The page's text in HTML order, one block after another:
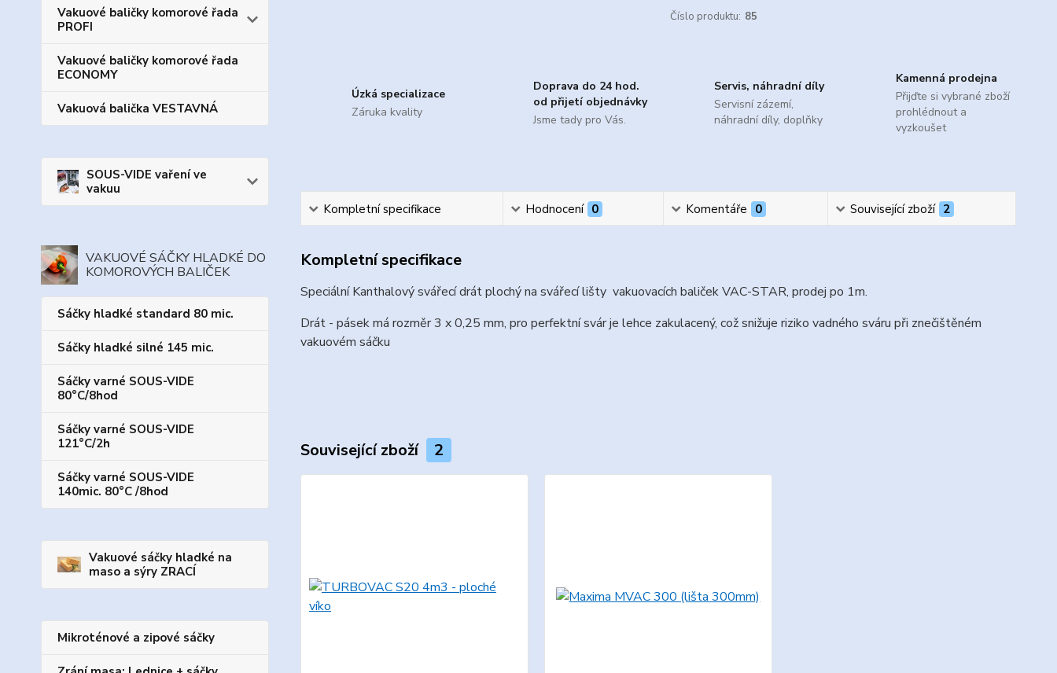
Vakuové baličky komorové řada
PROFI
Vakuové baličky komorové řada
ECONOMY
Vakuová balička VESTAVNÁ
SOUS-VIDE vaření ve
vakuu
VAKUOVÉ SÁČKY HLADKÉ DO
KOMOROVÝCH BALIČEK
Sáčky hladké standard 80 mic.
Sáčky hladké silné 145 mic.
Sáčky varné SOUS-VIDE
80°C/8hod
Sáčky varné SOUS-VIDE
121°C/2h
Sáčky varné SOUS-VIDE
140mic. 80°C /8hod
Vakuové sáčky hladké na
maso a sýry ZRACÍ
Mikroténové a zipové sáčky
Číslo produktu: 85
Úzká specializace
Záruka kvality
Doprava do 24 hod.
od přijetí objednávky
Jsme tady pro Vás.
Servis, náhradní díly
Servisní zázemí,
náhradní díly, doplňky
Kamenná prodejna
Přijďte si vybrané zboží
prohlédnout a
vyzkoušet
Kompletní specifikace Hodnocení 0 Komentáře 0 Související zboží 2
Kompletní specifikace
Speciální Kanthalový svářecí drát plochý na svářecí lišty vakuovacích baliček VAC-STAR, prodej po 1m.
Drát - pásek má rozměr 3 x 0,25 mm, pro perfektní svár je lehce zakulacený, což snižuje riziko vadného sváru při znečištěném
vakuovém sáčku
Související zboží 2